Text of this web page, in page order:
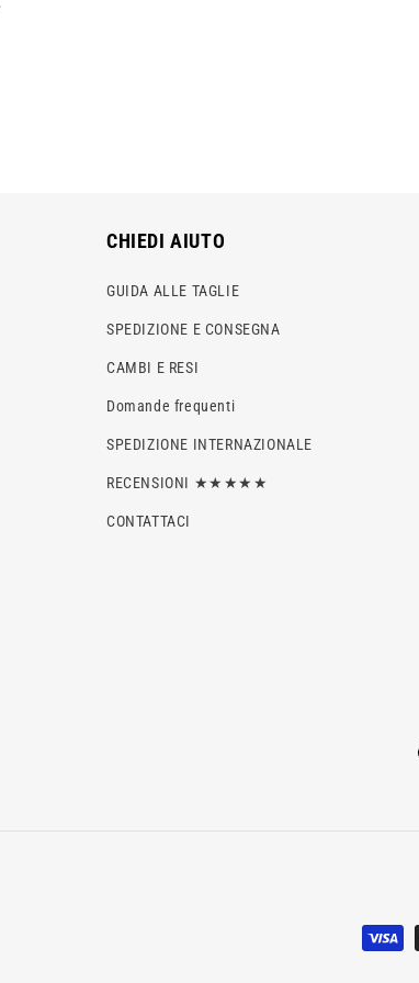
CHIEDI AIUTO
GUIDA ALLE TAGLIE
SPEDIZIONE E CONSEGNA
CAMBI E RESI
Domande frequenti
SPEDIZIONE INTERNAZIONALE
RECENSIONI ★★★★★
CONTATTACI
Metodi